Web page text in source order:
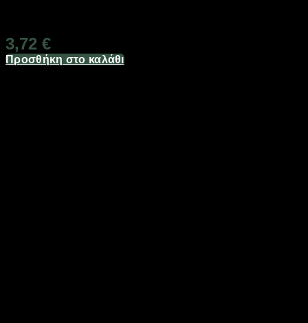
3,72 €
Προσθήκη στο καλάθι